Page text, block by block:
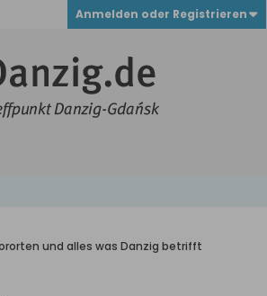
Anmelden oder Registrieren
und alles was Danzig betrifft